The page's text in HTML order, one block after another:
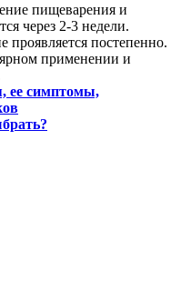
пищеварения и
через 2-3 недели.
проявляется постепенно.
применении и
ее симптомы,